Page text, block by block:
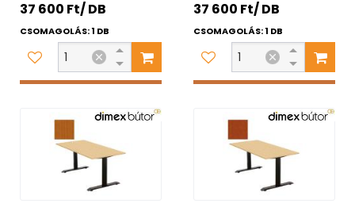
37 600 Ft/ DB
CSOMAGOLÁS: 1 DB
37 600 Ft/ DB
CSOMAGOLÁS: 1 DB